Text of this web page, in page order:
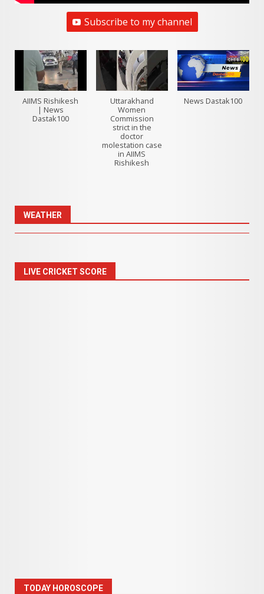
Subscribe to my channel
AIIMS Rishikesh
| News
Dastak100
Uttarakhand
Women
Commission
strict in the
doctor
molestation case
in AIIMS
Rishikesh
News Dastak100
WEATHER
LIVE CRICKET SCORE
TODAY HOROSCOPE